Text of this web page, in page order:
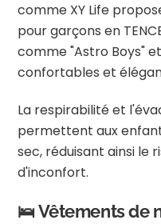
comme XY Life
pour garçons en
comme "Astro Boys"
confortables et
La respirabilité et
permettent aux
sec, réduisant ainsi le
d'inconfort.
🛌 Vêtements de